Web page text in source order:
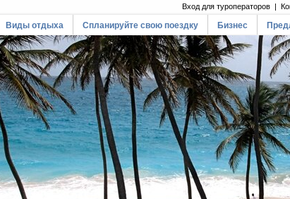
Вход для туроператоров |
Виды отдыха Cпланируйте свою поездку Бизнес